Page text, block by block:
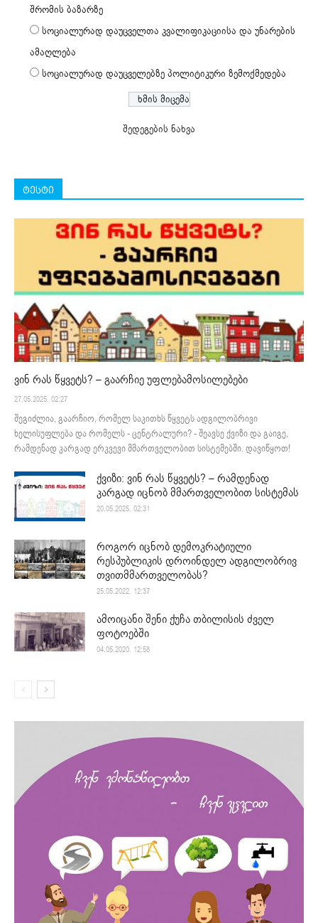
შრომის ბაზარზე
სოციალურად დაუცველთა კვალიფიკაციისა და უნარების
ამაღლება
სოციალურად დაუცველებზე პოლიტიკური ზემოქმედება
შედეგების ნახვა
ტესტი
ვინ რას წყვეტს? – გაარჩიე უფლებამოსილებები
27.05.2025. 02:27
შეგიძლია, გაარჩიო, რომელ საკითხს წყვეტს ადგილობრივი
ხელისუფლება და რომელს - ცენტრალური? - შეავსე ქვიზი და გაიგე,
რამდენად კარგად ერკვევი მმართველობით სისტემებში. დავიწყოთ!
ქვიზი: ვინ რას წყვეტს? – რამდენად
კარგად იცნობ მმართველობით სისტემას
20.05.2025. 02:31
როგორ იცნობ დემოკრატიული
რესპუბლიკის დროინდელ ადგილობრივ
თვითმმართველობას?
25.05.2022. 12:37
ამოიცანი შენი ქუჩა თბილისის ძველ
ფოტოებში
04.05.2020. 12:58